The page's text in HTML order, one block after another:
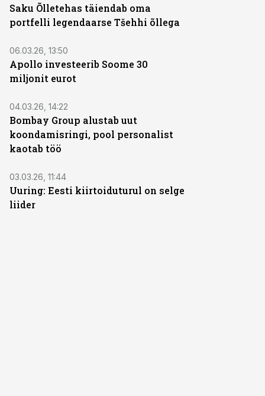
Saku Õlletehas täiendab oma
portfelli legendaarse Tšehhi õllega
06.03.26, 13:50
Apollo investeerib Soome 30
miljonit eurot
04.03.26, 14:22
Bombay Group alustab uut
koondamisringi, pool personalist
kaotab töö
03.03.26, 11:44
Uuring: Eesti kiirtoiduturul on selge
liider